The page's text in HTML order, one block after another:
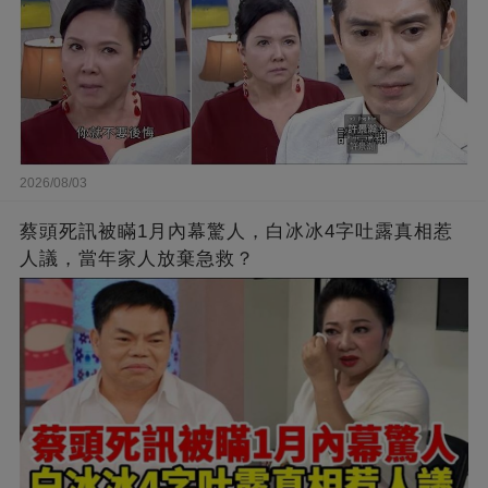
2026/08/03
蔡頭死訊被瞞1月內幕驚人，白冰冰4字吐露真相惹
人議，當年家人放棄急救？